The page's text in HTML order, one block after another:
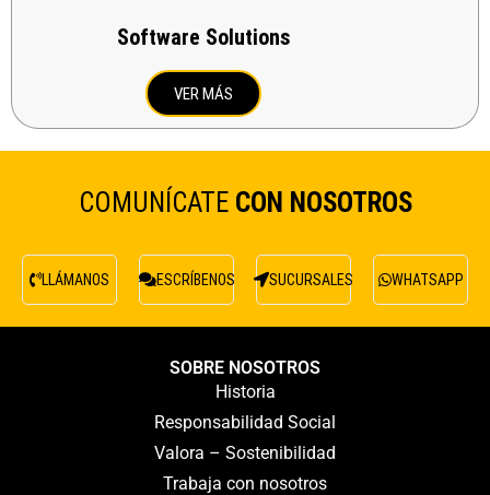
Software Solutions
VER MÁS
COMUNÍCATE CON NOSOTROS
LLÁMANOS ESCRÍBENOS SUCURSALES WHATSAPP
SOBRE NOSOTROS
Historia
Responsabilidad Social
Valora – Sostenibilidad
Trabaja con nosotros